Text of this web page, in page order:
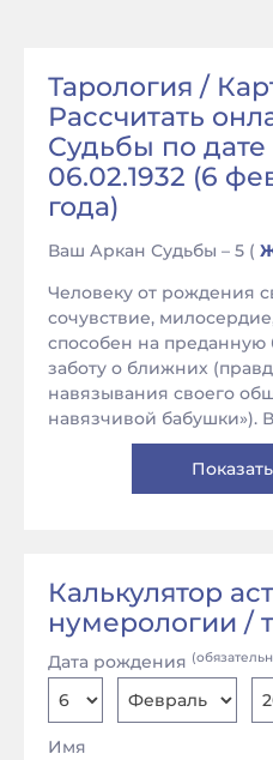
Тарология /
Рассчитать
Судьбы по
06.02.1932 (6
года)
Ваш Аркан Судьбы – 5 (
Человеку от рождения
сочувствие,
способен на
заботу о ближних
навязывания своего
навязчивой бабушки»).
Калькулятор
нумерологии /
Имя
Дата рождения